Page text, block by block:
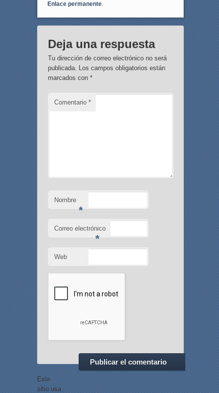
Enlace permanente.
Deja una respuesta
Tu dirección de correo electrónico no será
publicada. Los campos obligatorios están
marcados con *
Comentario *
Nombre
*
Correo electrónico
*
Web
Este
sitio usa